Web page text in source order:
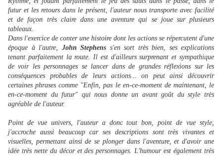
futur et les retours dans le présent, l'auteur nous transporte avec facilité
et de façon très claire dans une aventure qui se joue sur plusieurs
tableaux.
Dans l'exercice de conter une histoire dont les actions se répercutent d'une
époque à l'autre, John Stephens s'en sort très bien, ses explications
tenant parfaitement la route. Il est d'ailleurs surprenant et sympathique
de voir les personnages se lancer dans de grandes réflexions sur les
conséquences probables de leurs actions... on peut ainsi découvrir
certaines phrases comme "Enfin, pas le en-ce-moment de maintenant, le
en-ce-moment du futur" qui nous donne un avant goût du style très
agréable de l'auteur.
Point de vue univers, l'auteur a donc tout bon, point de vue style,
j'accroche aussi beaucoup car ses descriptions sont très vivantes et
visuelles, permettant ainsi de se plonger dans l'aventure, et d'avoir une
idée très nette du décor et des personnages. L'humour est également très